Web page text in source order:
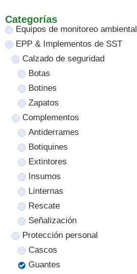
Categorías
Equipos de monitoreo ambiental
EPP & Implementos de SST
Calzado de seguridad
Botas
Botines
Zapatos
Complementos
Antiderrames
Botiquines
Extintores
Insumos
Linternas
Rescate
Señalización
Protección personal
Cascos
Guantes